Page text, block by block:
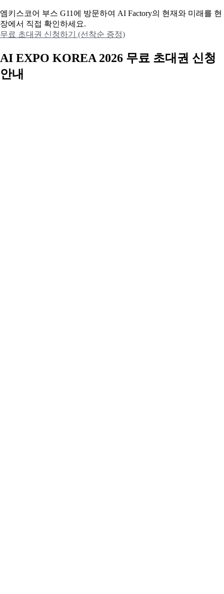
엠키스코어 부스 G11에 방문하여 AI Factory의 현재와 미래를 현
장에서 직접 확인하세요.
무료 초대권 신청하기 (선착순 증정)
AI EXPO KOREA 2026 무료 초대권 신청
안내